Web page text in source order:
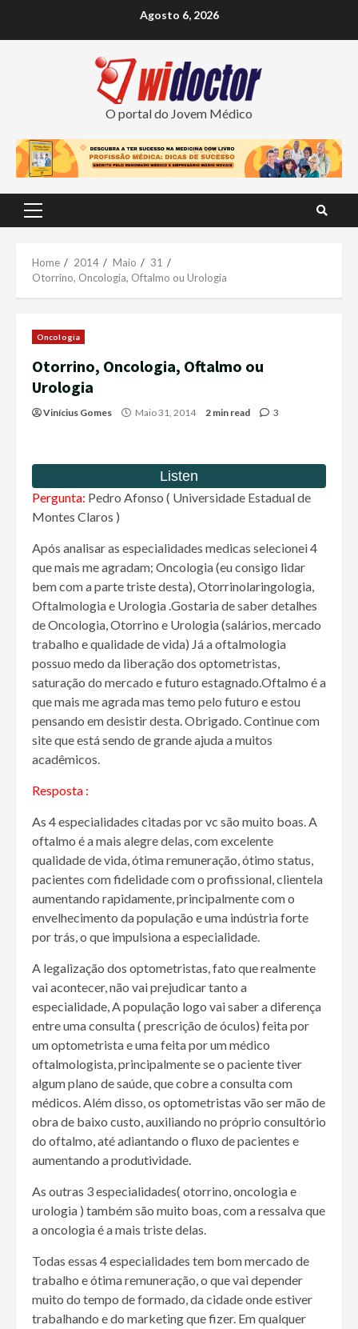
Agosto 6, 2026
O portal do Jovem Médico
Primary
Home 2014 Maio
31
Otorrino, Oncologia, Oftalmo ou Urologia
Oncologia
Otorrino, Oncologia, Oftalmo ou
Urologia
Vinícius Gomes Maio 31, 2014 2 min read 3
Pergunta: Pedro Afonso ( Universidade Estadual de
Montes Claros )
Após analisar as especialidades medicas selecionei 4
que mais me agradam; Oncologia (eu consigo lidar
bem com a parte triste desta), Otorrinolaringologia,
Oftalmologia e Urologia .Gostaria de saber detalhes
de Oncologia, Otorrino e Urologia (salários, mercado
trabalho e qualidade de vida) Já a oftalmologia
possuo medo da liberação dos optometristas,
saturação do mercado e futuro estagnado.Oftalmo é a
que mais me agrada mas temo pelo futuro e estou
pensando em desistir desta. Obrigado. Continue com
site que está sendo de grande ajuda a muitos
acadêmicos.
Resposta :
As 4 especialidades citadas por vc são muito boas. A
oftalmo é a mais alegre delas, com excelente
qualidade de vida, ótima remuneração, ótimo status,
pacientes com fidelidade com o profissional, clientela
aumentando rapidamente, principalmente com o
envelhecimento da população e uma indústria forte
por trás, o que impulsiona a especialidade.
A legalização dos optometristas, fato que realmente
vai acontecer, não vai prejudicar tanto a
especialidade, A população logo vai saber a diferença
entre uma consulta ( prescrição de óculos) feita por
um optometrista e uma feita por um médico
oftalmologista, principalmente se o paciente tiver
algum plano de saúde, que cobre a consulta com
médicos. Além disso, os optometristas vão ser mão de
obra de baixo custo, auxiliando no próprio consultório
do oftalmo, até adiantando o fluxo de pacientes e
aumentando a produtividade.
As outras 3 especialidades( otorrino, oncologia e
urologia ) também são muito boas, com a ressalva que
a oncologia é a mais triste delas.
Todas essas 4 especialidades tem bom mercado de
trabalho e ótima remuneração, o que vai depender
muito do tempo de formado, da cidade onde estiver
trabalhando e do marketing que fizer. Em qualquer